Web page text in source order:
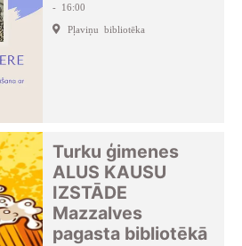
- 16:00
Pļaviņu bibliotēka
Turku ģimenes
ALUS KAUSU
IZSTĀDE
Mazzalves
pagasta bibliotēkā